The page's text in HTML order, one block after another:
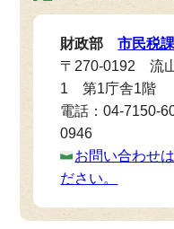
財政部市民税課
〒270-0192 流
1 第1庁舎1階
電話：04-7150-
0946
お問い合わせ
ださい。